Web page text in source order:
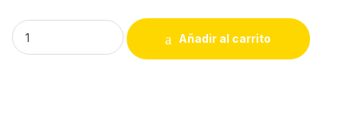
Policarbonato compacto F-2000 quantity
Añadir al carrito